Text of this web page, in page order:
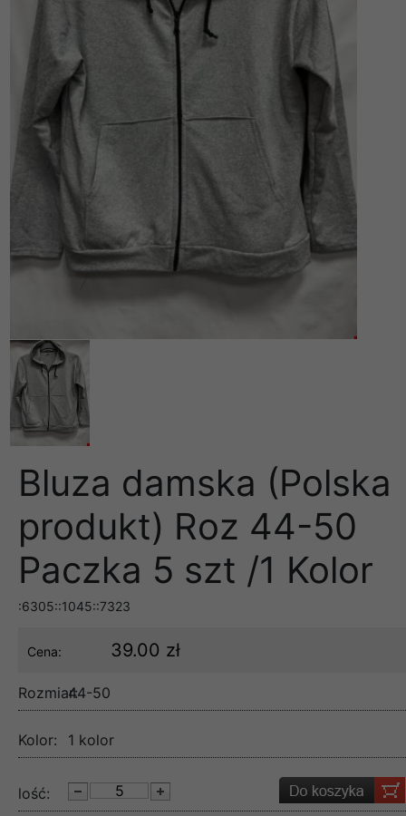
Bluza damska (Polska
produkt) Roz 44-50
Paczka 5 szt /1 Kolor
:6305::1045::7323
Cena: 39.00 zł
Rozmiar:44-50
Kolor: 1 kolor
lość: